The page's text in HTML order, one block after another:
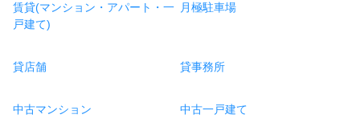
賃貸(マンション・アパート・一
戸建て)
月極駐車場
貸店舗 貸事務所
中古マンション 中古一戸建て